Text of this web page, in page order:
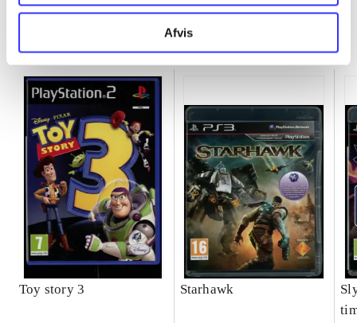
Afvis
Toy story 3 Starhawk